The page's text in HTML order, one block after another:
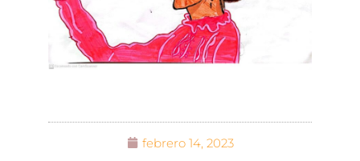
febrero 14, 2023